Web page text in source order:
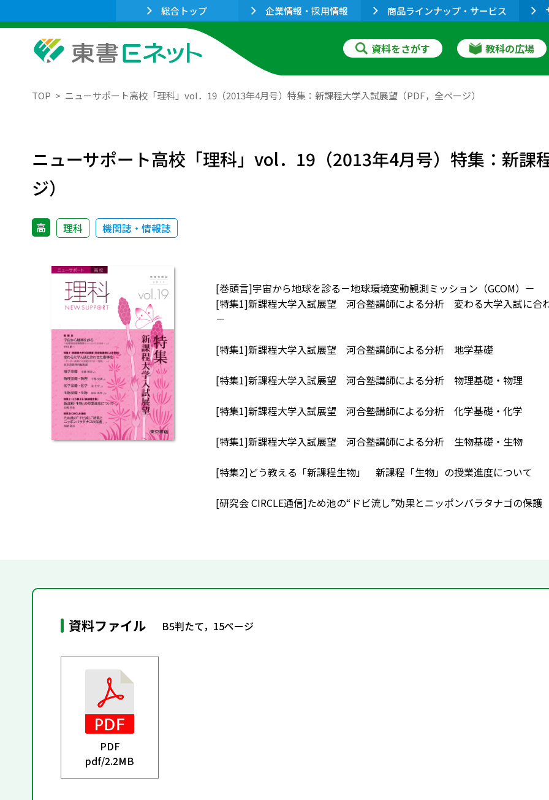
総合トップ 企業情報・採用情報 商品ラインナップ・サービス
資料をさがす 教科の広場
TOP ニューサポート高校「理科」vol．19（2013年4月号）特集：新課程大学入試展望（PDF，全ページ）
ニューサポート高校「理科」vol．19（2013年4月号）特集：新課
ジ）
高 理科 機関誌・情報誌
[巻頭言]宇宙から地球を診る－地球環境変動観測ミッション（GCOM）－
[特集1]新課程大学入試展望 河合塾講師による分析 変わる大学入試に合
－
[特集1]新課程大学入試展望 河合塾講師による分析 地学基礎
[特集1]新課程大学入試展望 河合塾講師による分析 物理基礎・物理
[特集1]新課程大学入試展望 河合塾講師による分析 化学基礎・化学
[特集1]新課程大学入試展望 河合塾講師による分析 生物基礎・生物
[特集2]どう教える「新課程生物」 新課程「生物」の授業進度について
[研究会 CIRCLE通信]ため池の“ドビ流し”効果とニッポンバラタナゴの保護
資料ファイル B5判たて，15ページ
PDF
pdf/2.2MB